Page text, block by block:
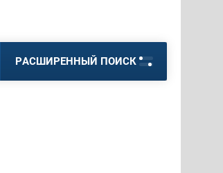
РАСШИРЕННЫЙ ПОИСК